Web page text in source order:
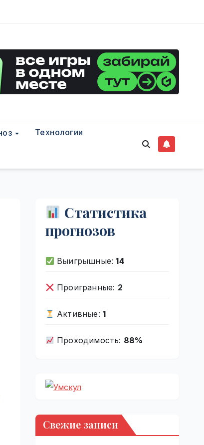
Технологии
Статистика
прогнозов
Выигрышные:14
Проигранные: 2
Активные: 1
Проходимость: 88%
Свежие записи